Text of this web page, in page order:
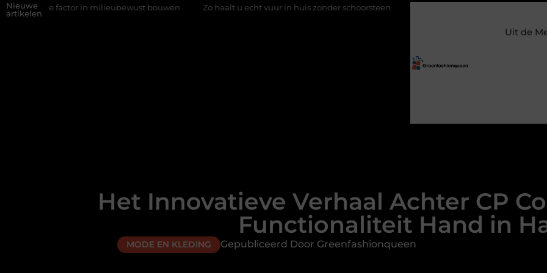
Nieuwe
artikelen
factor in milieubewust bouwen Zo haalt u echt vuur in huis zonder schoorsteen Een flexibele bijbaan met
Uit de
Het Innovatieve Verhaal Achter CP
Functionaliteit Hand in
MODE EN KLEDING Gepubliceerd Door Greenfashionqueen